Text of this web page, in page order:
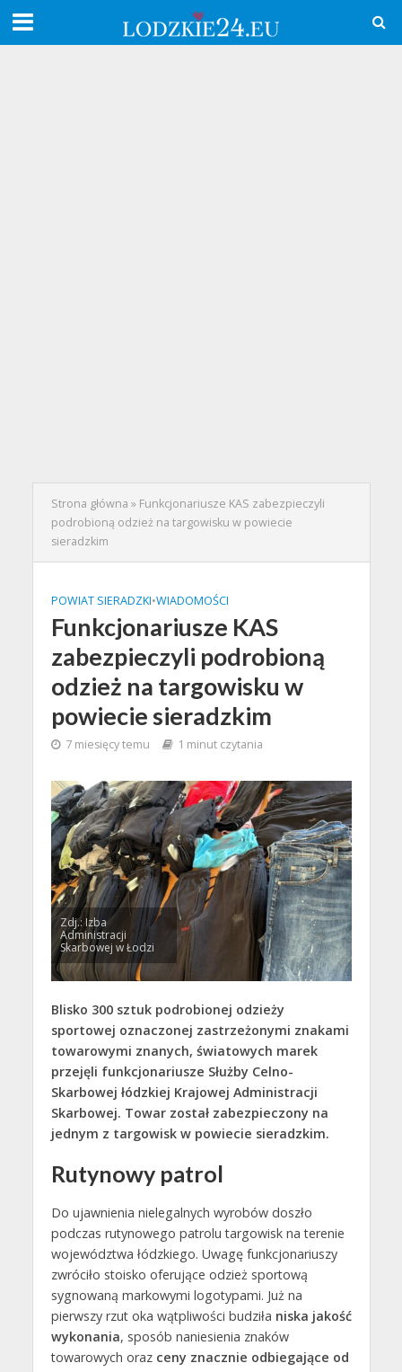
Strona główna » Funkcjonariusze KAS zabezpieczyli
podrobioną odzież na targowisku w powiecie
sieradzkim
POWIAT SIERADZKI•WIADOMOŚCI
Funkcjonariusze KAS
zabezpieczyli podrobioną
odzież na targowisku w
powiecie sieradzkim
7 miesięcy temu 1 minut czytania
Zdj.: Izba
Administracji
Skarbowej w Łodzi
Blisko 300 sztuk podrobionej odzieży
sportowej oznaczonej zastrzeżonymi znakami
towarowymi znanych, światowych marek
przejęli funkcjonariusze Służby Celno-
Skarbowej łódzkiej Krajowej Administracji
Skarbowej. Towar został zabezpieczony na
jednym z targowisk w powiecie sieradzkim.
Rutynowy patrol
Do ujawnienia nielegalnych wyrobów doszło
podczas rutynowego patrolu targowisk na terenie
województwa łódzkiego. Uwagę funkcjonariuszy
zwróciło stoisko oferujące odzież sportową
sygnowaną markowymi logotypami. Już na
pierwszy rzut oka wątpliwości budziła niska jakość
wykonania, sposób naniesienia znaków
towarowych oraz ceny znacznie odbiegające od